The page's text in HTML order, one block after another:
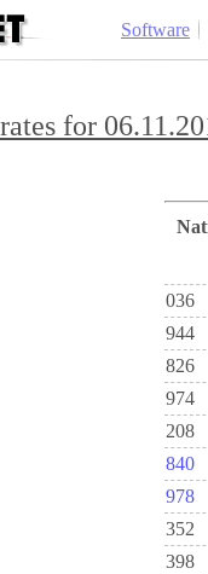
Software
for
036
944
826
974
208
840
978
352
398